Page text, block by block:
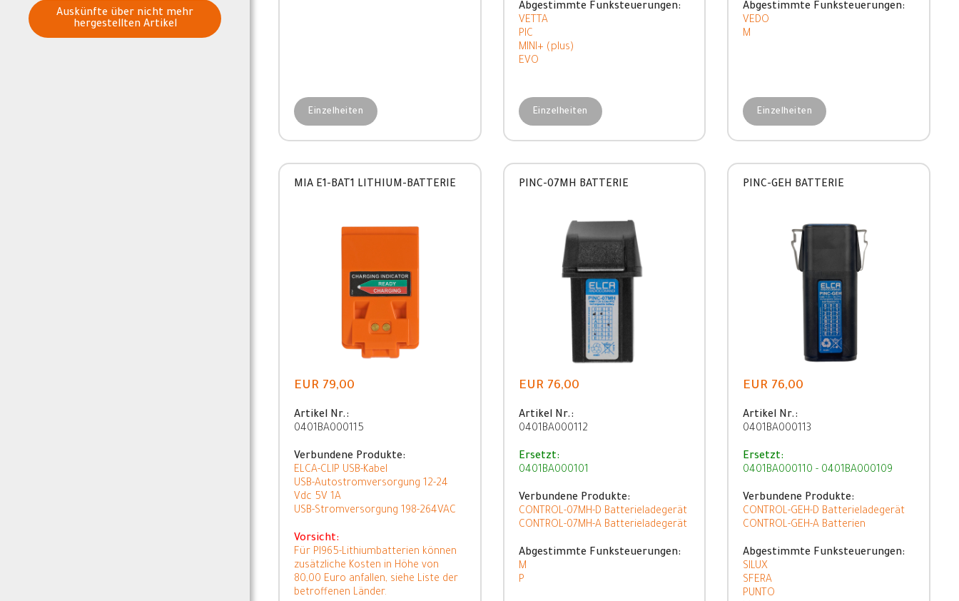
Auskünfte über nicht mehr
hergestellten Artikel
Einzelheiten
Abgestimmte Funksteuerungen:
VETTA
PIC
MINI+ (plus)
EVO
Einzelheiten
Abgestimmte Funksteuerungen:
VEDO
M
Einzelheiten
MIA E1-BAT1 LITHIUM-BATTERIE
EUR 79,00
Artikel Nr.:
0401BA000115
Verbundene Produkte:
ELCA-CLIP USB-Kabel
USB-Autostromversorgung 12-24
Vdc 5V 1A
USB-Stromversorgung 198-264VAC
Vorsicht:
Für PI965-Lithiumbatterien können
zusätzliche Kosten in Höhe von
80,00 Euro anfallen, siehe Liste der
betroffenen Länder.
PINC-07MH BATTERIE
EUR 76,00
Artikel Nr.:
0401BA000112
Ersetzt:
0401BA000101
Verbundene Produkte:
CONTROL-07MH-D Batterieladegerät
CONTROL-07MH-A Batterieladegerät
Abgestimmte Funksteuerungen:
M
P
PINC-GEH BATTERIE
EUR 76,00
Artikel Nr.:
0401BA000113
Ersetzt:
0401BA000110 - 0401BA000109
Verbundene Produkte:
CONTROL-GEH-D Batterieladegerät
CONTROL-GEH-A Batterien
Abgestimmte Funksteuerungen:
SILUX
SFERA
PUNTO